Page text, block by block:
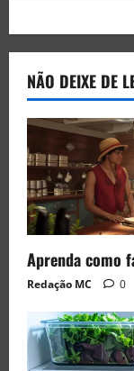
NÃO DEIXE DE
Aprenda como
Redação MC 0